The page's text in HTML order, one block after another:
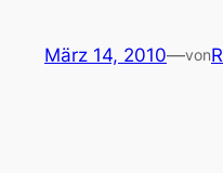
März 14, 2010—von